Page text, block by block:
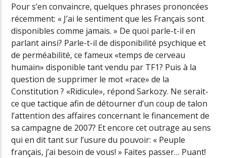
Pour s’en convaincre, quelques phrases prononcées
récemment: « J’ai le sentiment que les Français sont
disponibles comme jamais. » De quoi parle-t-il en
parlant ainsi? Parle-t-il de disponibilité psychique et
de perméabilité, ce fameux «temps de cerveau
humain» disponible tant vendu par TF1? Puis à la
question de supprimer le mot «race» de la
Constitution ? «Ridicule», répond Sarkozy. Ne serait-
ce que tactique afin de détourner d’un coup de talon
l’attention des affaires concernant le financement de
sa campagne de 2007? Et encore cet outrage au sens
qui en dit tant sur l’usure du pouvoir: « Peuple
français, j’ai besoin de vous! » Faites passer… Puant!